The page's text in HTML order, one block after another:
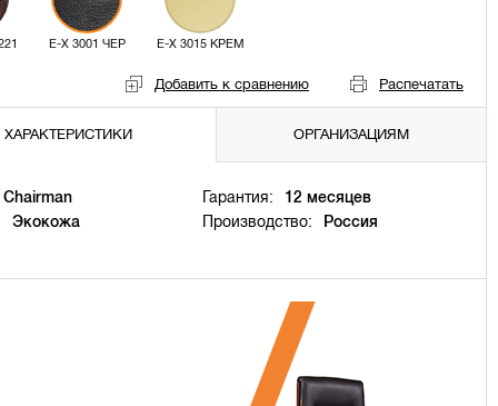
E-X 3001 ЧЕР E-X 3015 КРЕМ
Добавить к сравнению Распечатать
ХАРАКТЕРИСТИКИ ОРГАНИЗАЦИЯМ
Chairman Гарантия:
12 месяцев
Экокожа Производство: Россия